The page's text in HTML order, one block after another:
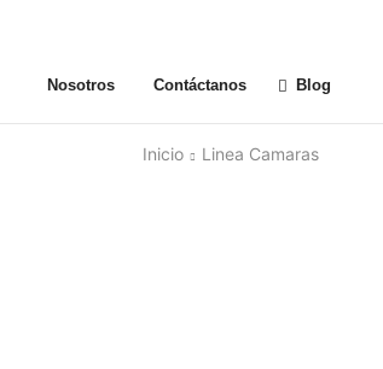
Nosotros Contáctanos Blog
Inicio Linea Camaras